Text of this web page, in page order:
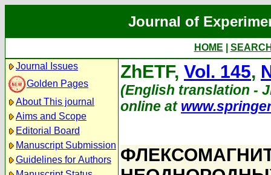
Journal of
HOME
Journal Issues
Golden Pages
About This journal
Aims and Scope
Editorial Board
Manuscript Submission
Guidelines for Authors
ZhETF, Vol. 145,
(English translation -
online at